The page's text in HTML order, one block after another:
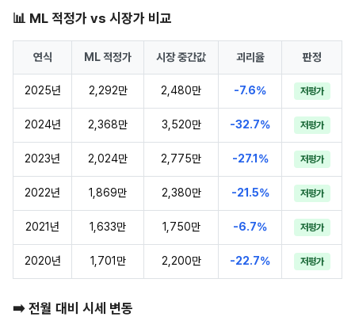
📊 ML 적정가 vs 시장가 비교
연식 ML 적정가 시장 중간값 괴리율 판정
2025년 2,292만 2,480만 -7.6% 저평가
2024년 2,368만 3,520만 -32.7% 저평가
2023년 2,024만 2,775만 -27.1% 저평가
2022년 1,869만 2,380만 -21.5% 저평가
2021년 1,633만 1,750만 -6.7% 저평가
2020년 1,701만 2,200만 -22.7% 저평가
➡️ 전월 대비 시세 변동